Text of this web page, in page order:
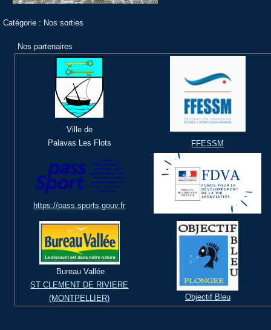
Catégorie : Nos sorties
Nos partenaires
Ville de
Palavas Les Flots
FFESSM
https://pass.sports.gouv.fr
Bureau Vallée
ST CLEMENT DE RIVIERE
(MONTPELLIER)
Objectif Bleu